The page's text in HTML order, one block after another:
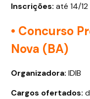
Inscrições:até 14/12
• Concurso
Nova (BA)
Organizadora: IDIB
Cargos ofertados: